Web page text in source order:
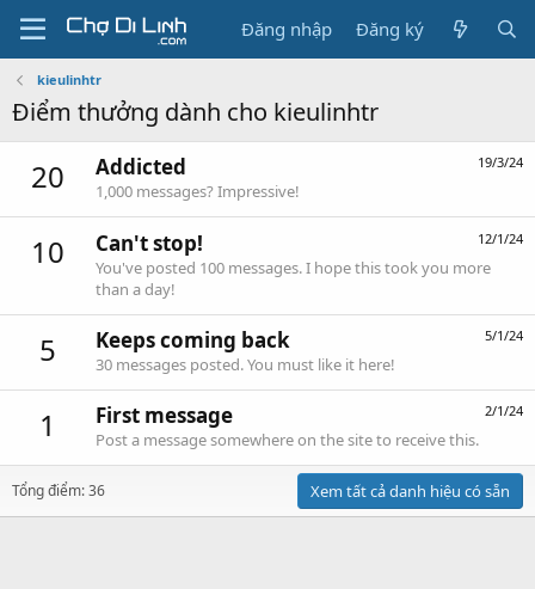
Đăng nhập Đăng ký
kieulinhtr
Điểm thưởng dành cho kieulinhtr
20 19/3/24
Addicted
1,000 messages? Impressive!
10 12/1/24
Can't stop!
You've posted 100 messages. I hope this took you more
than a day!
5 5/1/24
Keeps coming back
30 messages posted. You must like it here!
1 2/1/24
First message
Post a message somewhere on the site to receive this.
Tổng điểm: 36 Xem tất cả danh hiệu có sẵn